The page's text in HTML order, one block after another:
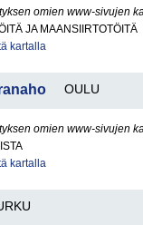
omien www-sivujen
JA MAANSIIRTOTÖITÄ
kartalla
OULU
omien www-sivujen
kartalla